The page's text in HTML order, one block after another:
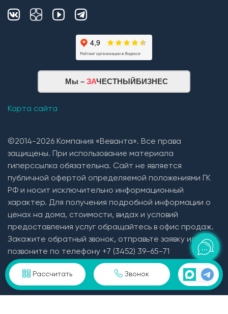
Рассчитать Звонок
Мы – ЗАЧЕСТНЫЙБИЗНЕС
Карта сайта
©2014-2026 Компания «Веванта». Все права
защищены. При использование материала
гиперссылка обязательна. Сайт не является
публичной офертой определяемой положениями ГК
РФ и носит исключительно информационный
характер. Для получения подробной информации о
ценах на дома, стоимости, видах и условий
предоставления услуг обращайтесь в офис продаж.
Закажите обратный звонок, отправьте заявку или
позвоните по телефону +7 (3452) 39-65-71
Пользовательское соглашение и политика
конфиденциальности в отношении персональных